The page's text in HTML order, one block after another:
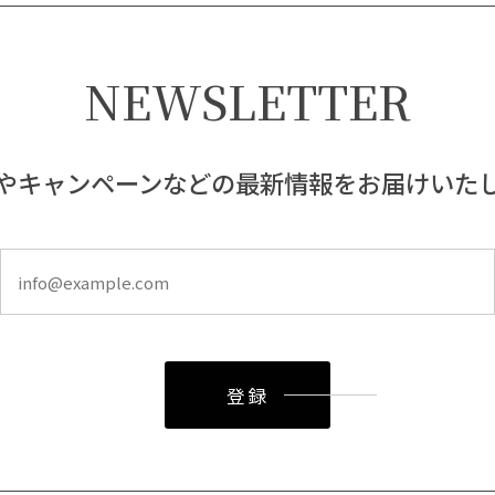
NEWSLETTER
キャンペーンなどの最新情報をお届けいた
登録